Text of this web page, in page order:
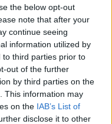
the below opt-out
note that after your
continue seeing
information utilized by
to third parties prior to
out of the further
by third parties on the
This information may
on the IAB’s List of
disclose it to other
es klub is edzőt
komoly
Nemrég arról